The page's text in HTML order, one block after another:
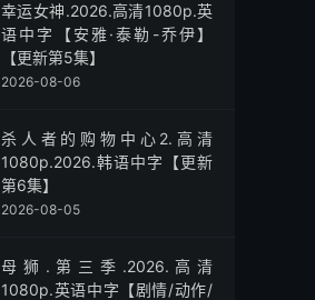
幸运女神.2026.高清1080p.英
语中字【安雅·泰勒-乔伊】
【更新第5集】
2026-08-06
杀人者的购物中心2.高清
1080p.2026.韩语中字【更新
第6集】
2026-08-05
母狮.第三季.2026.高清
1080p.英语中字【剧情/动作/